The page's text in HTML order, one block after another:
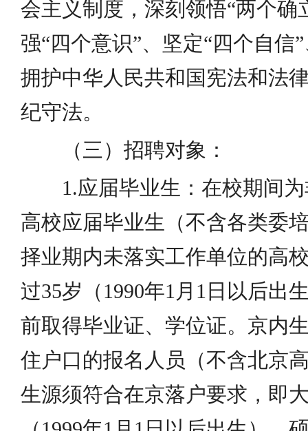
会主义制度，深刻领悟“两个确
强“四个意识”、坚定“四个自信
拥护中华人民共和国宪法和法
纪守法。
（三）招聘对象：
1.应届毕业生：在校期间
高校应届毕业生（不含各类委
择业期内未落实工作单位的高
过35岁（1990年1月1日以后出
前取得毕业证、学位证。京内
住户口的报名人员（不含北京
生源须符合在京落户要求，即